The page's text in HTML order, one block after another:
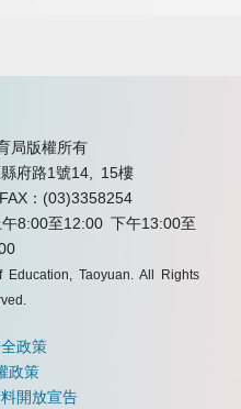
局版權所有
府路1號14, 15樓
FAX：(03)3358254
8:00至12:00 下午13:00至
Taoyuan. All Rights
政策
政策
開放宣告